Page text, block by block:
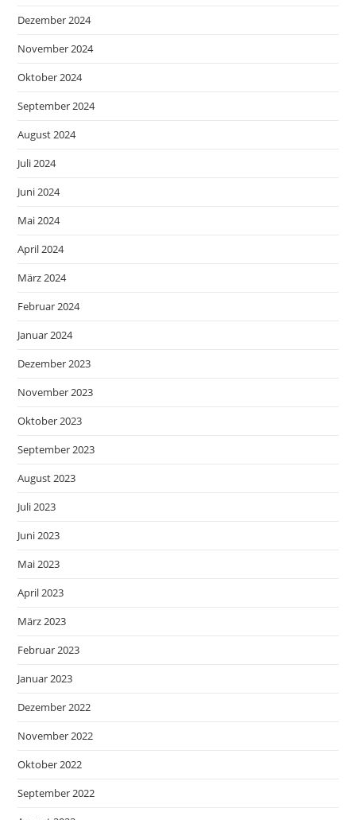
Dezember 2024
November 2024
Oktober 2024
September 2024
August 2024
Juli 2024
Juni 2024
Mai 2024
April 2024
März 2024
Februar 2024
Januar 2024
Dezember 2023
November 2023
Oktober 2023
September 2023
August 2023
Juli 2023
Juni 2023
Mai 2023
April 2023
März 2023
Februar 2023
Januar 2023
Dezember 2022
November 2022
Oktober 2022
September 2022